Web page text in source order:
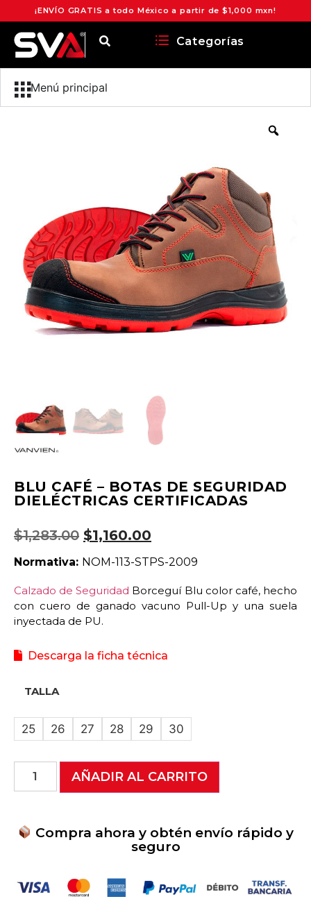
¡ENVÍO GRATIS a todo México a partir de $1,000 mxn!
Categorías
Menú principal
BLU CAFÉ – BOTAS DE SEGURIDAD
DIELÉCTRICAS CERTIFICADAS
$1,283.00 $1,160.00
Normativa: NOM-113-STPS-2009
Calzado de Seguridad Borceguí Blu color café, hecho
con cuero de ganado vacuno Pull-Up y una suela
inyectada de PU.
Descarga la ficha técnica
TALLA
25 26 27 28 29 30
AÑADIR AL CARRITO
Compra ahora y obtén envío rápido y
seguro